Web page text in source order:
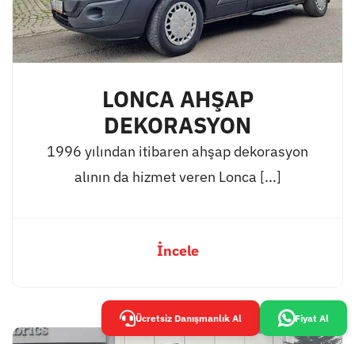
LONCA AHŞAP
DEKORASYON
1996 yılından itibaren ahşap dekorasyon
alının da hizmet veren Lonca [...]
İncele
Ücretsiz Danışmanlık Al Fiyat Al